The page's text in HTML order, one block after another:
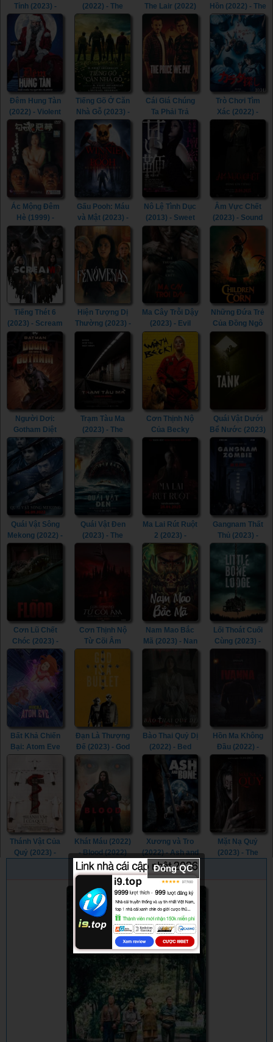
Tỉnh (2023) -
The Last
Voyage of the
Demeter (2023)
(2022) - The
The Lair (2022)
Hồn (2022) - The
Pale Blue Eye
(2022)
Đêm Hung Tàn
(2022) - Violent
Night (2022)
Tiếng Gõ Ở Căn
Nhà Gỗ (2023) -
Knock at the
Cabin (2023)
Cái Giá Chúng
Ta Phải Trả
(2023) - The
Price We Pay
(2023)
Trò Chơi Tìm
Xác (2022) -
Re/Member
Ác Mộng Đêm
Hè (1999) -
Erotic
Nightmare
(1999)
Gấu Pooh: Máu
và Mật (2023) -
Winnie-the-
Pooh: Blood and
Honey (2023)
Nô Lệ Tình Dục
(2013) - Sweet
Whip (2013)
Âm Vực Chết
(2023) - Sound
(2023)
Tiếng Thét 6
(2023) - Scream
VI (2023)
Hiện Tượng Dị
Thường (2023) -
Phenomena
(2023)
Ma Cây Trỗi Dậy
(2023) - Evil
Dead Rise
(2023)
Những Đứa Trẻ
Của Đồng Ngô
(2020) -
Children of the
Người Dơi:
Gotham Diệt
Vong (2023) -
Batman: The
Doom That
Came to
Gotham (2023)
Trạm Tàu Ma
(2023) - The
Ghost Station
(2023)
Cơn Thịnh Nộ
Của Becky
(2023)
Quái Vật Dưới
Bể Nước (2023)
- The Tank
(2023)
Quái Vật Sông
Mekong (2022) -
The Lake (2022)
Quái Vật Đen
(2023) - The
Ma Lai Rút Ruột
2 (2023) -
Inhuman Kiss 2
(2023)
Gangnam Thất
Thủ (2023) -
Zombie (2023)
Cơn Lũ Chết
Chóc (2023) -
The Flood
(2023)
Cơn Thịnh Nộ
Từ Cõi Âm
(2022) - The
Accursed
(2022)
Nam Mao Bắc
Mã (2023) - Nan
Lối Thoát Cuối
Cùng (2023) -
Lodge (2023)
Bất Khả Chiến
Bại: Atom Eve
(2023) -
Invincible: Atom
Eve (2023)
Đạn Là Thượng
Đế (2023) - God
Bào Thai Quỷ Dị
(2022) - Bed
Rest (2022)
Hồn Ma Không
Đầu (2022) -
Ivanna (2022)
Thánh Vật Của
Quỷ (2023) -
Khát Máu (2022)
- Blood (2022)
Xương và Tro
(2022) - Ash and
Bone (2022)
Mặt Nạ Quỷ
(2023) - The
PHIM NGẪU NHIÊN
Đóng QC